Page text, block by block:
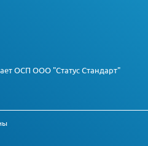
ОСП ООО "Статус Стандарт"